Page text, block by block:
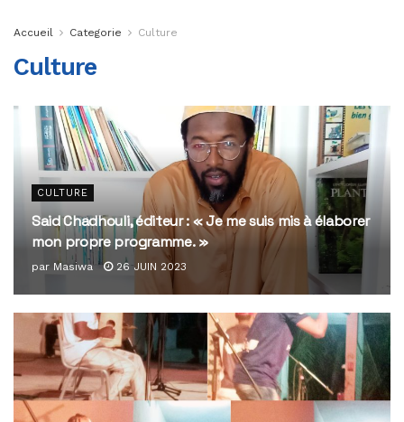
Accueil Categorie Culture
Culture
CULTURE
Said Chadhouli, éditeur : « Je me suis mis à élaborer
mon propre programme. »
par Masiwa 26 JUIN 2023